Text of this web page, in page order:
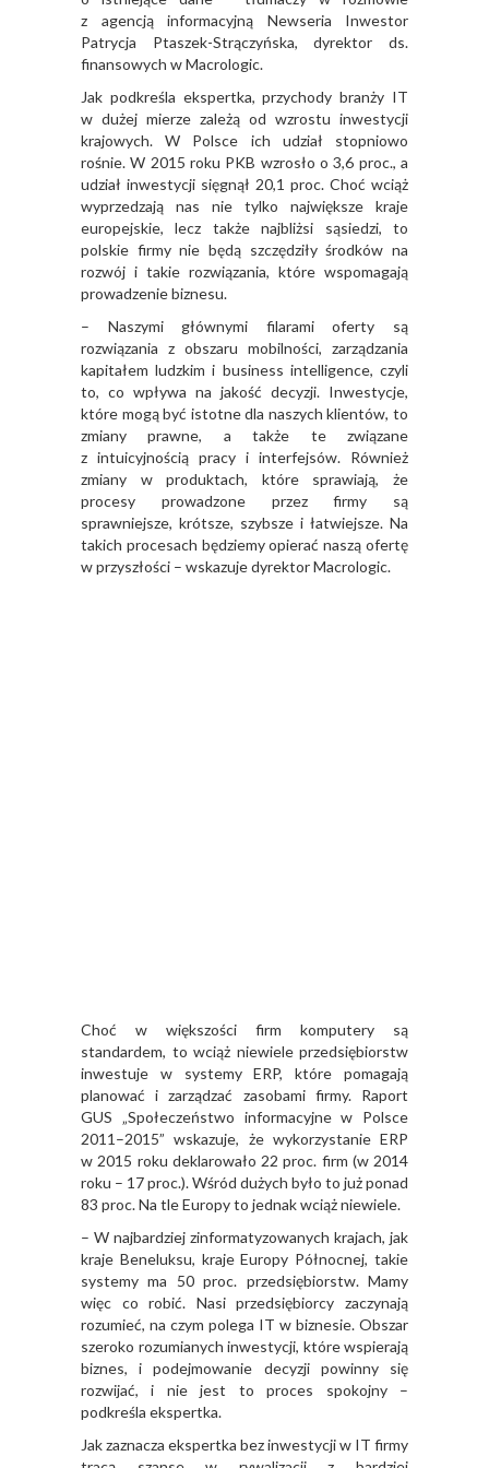
z agencją informacyjną Newseria Inwestor
Patrycja Ptaszek-Strączyńska, dyrektor ds.
finansowych w Macrologic.
Jak podkreśla ekspertka, przychody branży IT
w dużej mierze zależą od wzrostu inwestycji
krajowych. W Polsce ich udział stopniowo
rośnie. W 2015 roku PKB wzrosło o 3,6 proc., a
udział inwestycji sięgnął 20,1 proc. Choć wciąż
wyprzedzają nas nie tylko największe kraje
europejskie, lecz także najbliżsi sąsiedzi, to
polskie firmy nie będą szczędziły środków na
rozwój i takie rozwiązania, które wspomagają
prowadzenie biznesu.
– Naszymi głównymi filarami oferty są
rozwiązania z obszaru mobilności, zarządzania
kapitałem ludzkim i business intelligence, czyli
to, co wpływa na jakość decyzji. Inwestycje,
które mogą być istotne dla naszych klientów, to
zmiany prawne, a także te związane
z intuicyjnością pracy i interfejsów. Również
zmiany w produktach, które sprawiają, że
procesy prowadzone przez firmy są
sprawniejsze, krótsze, szybsze i łatwiejsze. Na
takich procesach będziemy opierać naszą ofertę
w przyszłości – wskazuje dyrektor Macrologic.
Choć w większości firm komputery są
standardem, to wciąż niewiele przedsiębiorstw
inwestuje w systemy ERP, które pomagają
planować i zarządzać zasobami firmy. Raport
GUS „Społeczeństwo informacyjne w Polsce
2011–2015” wskazuje, że wykorzystanie ERP
w 2015 roku deklarowało 22 proc. firm (w 2014
roku – 17 proc.). Wśród dużych było to już ponad
83 proc. Na tle Europy to jednak wciąż niewiele.
– W najbardziej zinformatyzowanych krajach, jak
kraje Beneluksu, kraje Europy Północnej, takie
systemy ma 50 proc. przedsiębiorstw. Mamy
więc co robić. Nasi przedsiębiorcy zaczynają
rozumieć, na czym polega IT w biznesie. Obszar
szeroko rozumianych inwestycji, które wspierają
biznes, i podejmowanie decyzji powinny się
rozwijać, i nie jest to proces spokojny –
podkreśla ekspertka.
Jak zaznacza ekspertka bez inwestycji w IT firmy